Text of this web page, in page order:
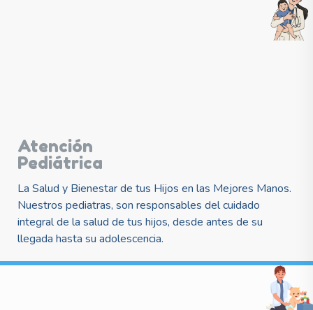
Atención
Pediátrica
La Salud y Bienestar de tus Hijos en las Mejores Manos.
Nuestros pediatras, son responsables del cuidado
integral de la salud de tus hijos, desde antes de su
llegada hasta su adolescencia.